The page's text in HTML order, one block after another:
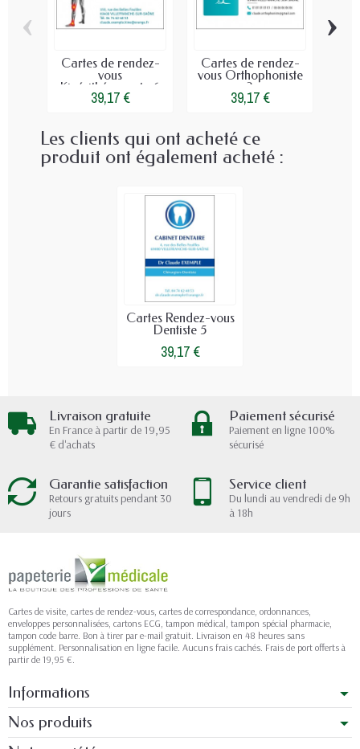
Cartes de rendez-
vous
Kinésithérapeute 6
39,17 €
Cartes de rendez-
vous Orthophoniste
2
39,17 €
‹ ›
Les clients qui ont acheté ce
produit ont également acheté :
Cartes Rendez-vous
Dentiste 5
39,17 €
Livraison gratuite
En France à partir de 19,95
€ d'achats
Paiement sécurisé
Paiement en ligne 100%
sécurisé
Garantie satisfaction
Retours gratuits pendant 30
jours
Service client
Du lundi au vendredi de 9h
à 18h
Cartes de visite, cartes de rendez-vous, cartes de correspondance, ordonnances,
enveloppes personnalisées, cartons ECG, tampon médical, tampon spécial pharmacie,
tampon code barre. Bon à tirer par e-mail gratuit. Livraison en 48 heures sans
supplément. Personnalisation en ligne facile. Aucuns frais cachés. Frais de port offerts à
partir de 19,95 €.
Informations
Nos produits